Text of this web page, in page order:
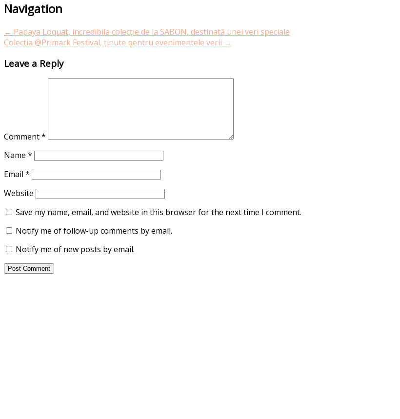
Navigation
← Papaya Loquat, incredibila colecție de la SABON, destinată unei veri speciale
Colecția @Primark Festival, ținute pentru evenimentele verii →
Leave a Reply
Comment*
Name *
Email *
Website
Save my name, email, and website in this browser for the next time I comment.
Notify me of follow-up comments by email.
Notify me of new posts by email.